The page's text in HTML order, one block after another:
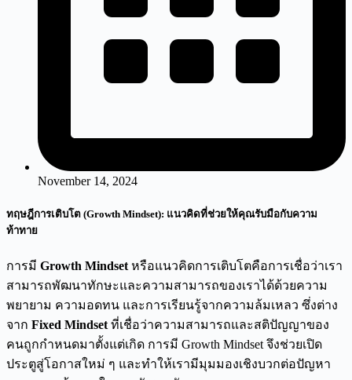
November 14, 2024
ทฤษฎีการเติบโต (Growth Mindset): แนวคิดที่ช่วยให้คุณรับมือกับความ
ท้าทาย
การมี Growth Mindset หรือแนวคิดการเติบโตคือการเชื่อว่าเรา
สามารถพัฒนาทักษะและความสามารถของเราได้ด้วยความ
พยายาม ความอดทน และการเรียนรู้จากความล้มเหลว ซึ่งต่าง
จาก Fixed Mindset ที่เชื่อว่าความสามารถและสติปัญญาของ
คนถูกกำหนดมาตั้งแต่เกิด การมี Growth Mindset จึงช่วยเปิด
ประตูสู่โอกาสใหม่ ๆ และทำให้เรามีมุมมองเชิงบวกต่อปัญหา